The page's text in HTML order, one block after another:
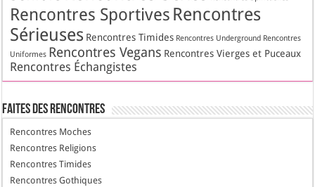
Rencontres Sportives Rencontres
Sérieuses Rencontres Timides Rencontres Underground Rencontres
Uniformes Rencontres Vegans Rencontres Vierges et Puceaux
Rencontres Échangistes
Faites des Rencontres
Rencontres Moches
Rencontres Religions
Rencontres Timides
Rencontres Gothiques